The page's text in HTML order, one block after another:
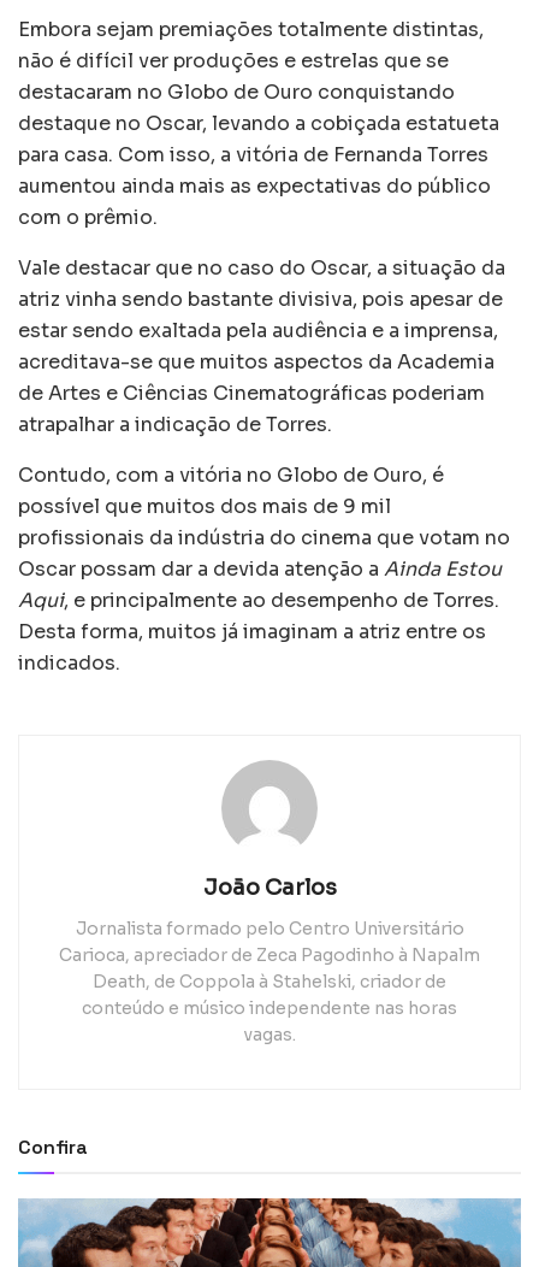
Embora sejam premiações totalmente distintas,
não é difícil ver produções e estrelas que se
destacaram no Globo de Ouro conquistando
destaque no Oscar, levando a cobiçada estatueta
para casa. Com isso, a vitória de Fernanda Torres
aumentou ainda mais as expectativas do público
com o prêmio.
Vale destacar que no caso do Oscar, a situação da
atriz vinha sendo bastante divisiva, pois apesar de
estar sendo exaltada pela audiência e a imprensa,
acreditava-se que muitos aspectos da Academia
de Artes e Ciências Cinematográficas poderiam
atrapalhar a indicação de Torres.
Contudo, com a vitória no Globo de Ouro, é
possível que muitos dos mais de 9 mil
profissionais da indústria do cinema que votam no
Oscar possam dar a devida atenção a Ainda Estou
Aqui, e principalmente ao desempenho de Torres.
Desta forma, muitos já imaginam a atriz entre os
indicados.
João Carlos
Jornalista formado pelo Centro Universitário
Carioca, apreciador de Zeca Pagodinho à Napalm
Death, de Coppola à Stahelski, criador de
conteúdo e músico independente nas horas
vagas.
Confira